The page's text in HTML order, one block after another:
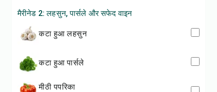
मैरीनेड 2: लहसुन, पार्सले और सफेद वाइन
कटा हुआ लहसुन
कटा हुआ पार्सले
मीठी पपरिका